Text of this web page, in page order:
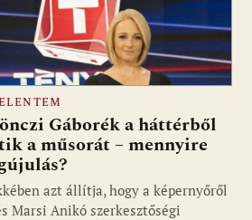
Gáborék a háttérből
a műsorát – mennyire
azt állítja, hogy a képernyőről
Marsi Anikó szerkesztőségi